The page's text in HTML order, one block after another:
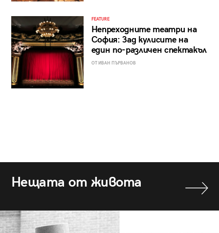
FEATURE
Непреходните театри на
София: Зад кулисите на
един по-различен спектакъл
ОТ ИВАН ПЪРВАНОВ
Нещата от живота